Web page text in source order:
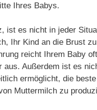
Ihres Babys.
ist es nicht in jeder
Ihr Kind an die Brust
reicht Ihrem Baby oft
aus. Außerdem ist es
ermöglicht, die beste
Muttermilch zu